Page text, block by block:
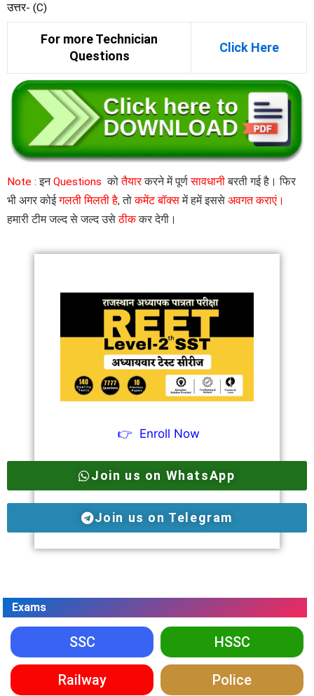
उत्तर- (C)
For more Technician
Questions
Click Here
Note : इनQuestions कोतैयारकरने में पूर्णसावधानीबरती गई है। फिर
भी अगर कोईगलती मिलती है, तोकमेंट बॉक्समें हमें इससे अवगत कराएं।
हमारी टीम जल्द से जल्द उसेठीककर देगी।
👉 Enroll Now
Join us on WhatsApp
Join us on Telegram
Exams
SSC HSSC
Railway Police